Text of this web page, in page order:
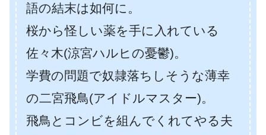
語の結末は如何に。
桜から怪しい薬を手に入れている
佐々木(涼宮ハルヒの憂鬱)。
学費の問題で奴隷落ちしそうな薄幸
の二宮飛鳥(アイドルマスター)。
飛鳥とコンビを組んでくれてやる夫